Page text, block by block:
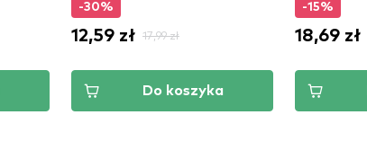
-30%
12,59 zł 17,99 zł
Do koszyka
-15%
18,69 zł